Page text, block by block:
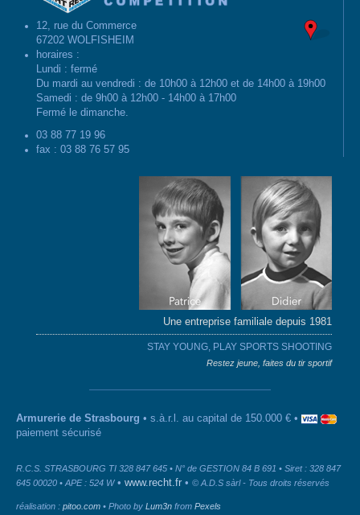
12, rue du Commerce
67202 WOLFISHEIM
horaires :
Lundi : fermé
Du mardi au vendredi : de 10h00 à 12h00 et de 14h00 à 19h00
Samedi : de 9h00 à 12h00 - 14h00 à 17h00
Fermé le dimanche.
03 88 77 19 96
fax : 03 88 76 57 95
Une entreprise familiale depuis 1981
STAY YOUNG, PLAY SPORTS SHOOTING
Restez jeune, faites du tir sportif
Armurerie de Strasbourg • s.à.r.l. au capital de 150.000 € •
paiement sécurisé
R.C.S. STRASBOURG TI 328 847 645 • N° de GESTION 84 B 691 • Siret : 328 847
645 00020 • APE : 524 W• www.recht.fr • © A.D.S sàrl - Tous droits réservés
réalisation : pitoo.com • Photo by Lum3n from Pexels